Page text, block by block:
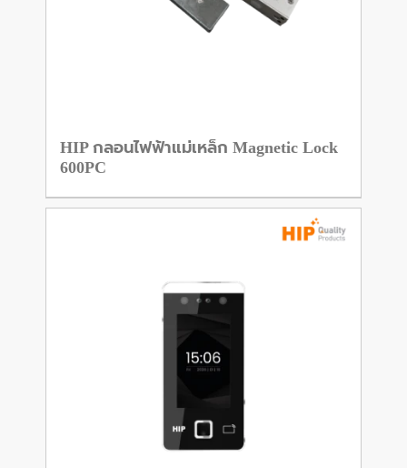
HIP กลอนไฟฟ้าแม่เหล็ก Magnetic Lock
600PC